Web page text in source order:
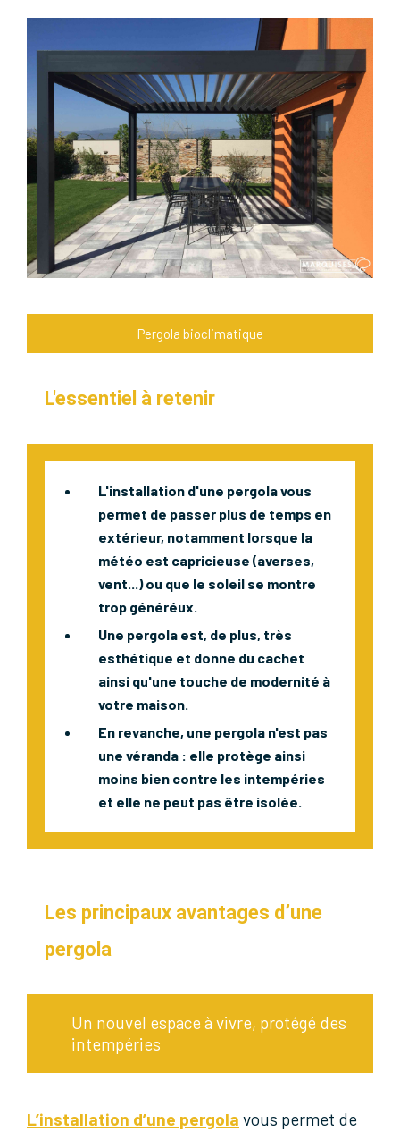
Pergola bioclimatique
L'essentiel à retenir
L'installation d'une pergola vous
permet de passer plus de temps en
extérieur, notamment lorsque la
météo est capricieuse (averses,
vent...) ou que le soleil se montre
trop généréux.
Une pergola est, de plus, très
esthétique et donne du cachet
ainsi qu'une touche de modernité à
votre maison.
En revanche, une pergola n'est pas
une véranda : elle protège ainsi
moins bien contre les intempéries
et elle ne peut pas être isolée.
Les principaux avantages d’une
pergola
Un nouvel espace à vivre, protégé des
intempéries
L’installation d’une pergola vous permet de